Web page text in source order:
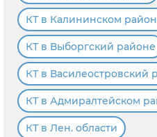
КТ в Калининском
КТ в Выборгский районе
КТ в Василеостровский
КТ в Адмиралтейском
КТ в Лен. области